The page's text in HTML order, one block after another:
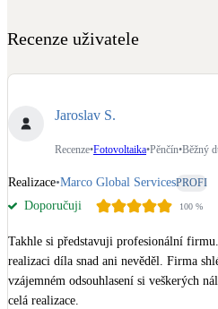
Solární termický
Tepelná čerpadla na
Větrání s
Teplovzdušné
Recenze uživatele
Jaroslav S.
Recenze•Fotovoltaika•Pěnčín•Běžný
Realizace•Marco Global ServicesPROFI
Doporučuji 100 %
Takhle si představuji profesionální
realizaci díla snad ani nevěděl. Firma
vzájemném odsouhlasení si veškerých
celá realizace.